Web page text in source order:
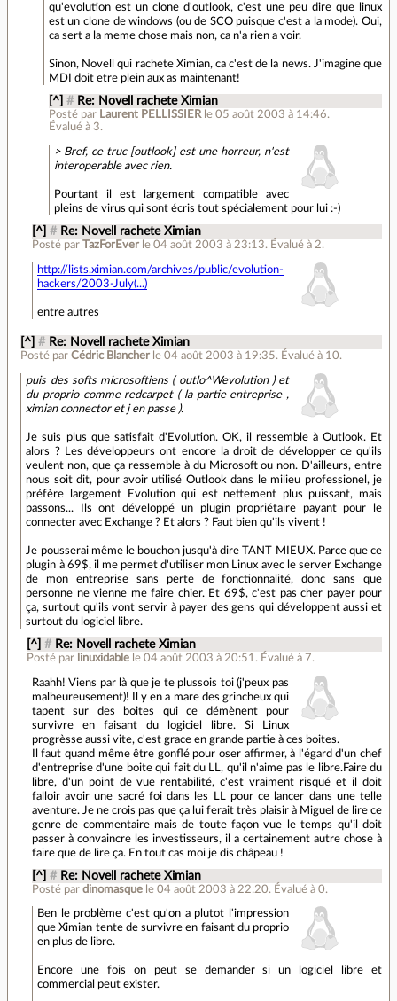
qu'evolution est un clone d'outlook, c'est une peu dire que linux
est un clone de windows (ou de SCO puisque c'est a la mode). Oui,
ca sert a la meme chose mais non, ca n'a rien a voir.
Sinon, Novell qui rachete Ximian, ca c'est de la news. J'imagine que
MDI doit etre plein aux as maintenant!
[^] # Re: Novell rachete Ximian
Posté par Laurent PELLISSIER le 05 août 2003 à 14:46.
Évalué à 3.
> Bref, ce truc [outlook] est une horreur, n'est
interoperable avec rien.
Pourtant il est largement compatible avec
pleins de virus qui sont écris tout spécialement pour lui :-)
[^] # Re: Novell rachete Ximian
Posté parTazForEver le 04 août 2003 à 23:13. Évalué à 2.
http://lists.ximian.com/archives/public/evolution-
hackers/2003-July(...)
entre autres
[^] # Re: Novell rachete Ximian
Posté parCédric Blancher le 04 août 2003 à 19:35. Évalué à 10.
puis des softs microsoftiens ( outlo^Wevolution ) et
du proprio comme redcarpet ( la partie entreprise ,
ximian connector et j en passe ).
Je suis plus que satisfait d'Evolution. OK, il ressemble à Outlook. Et
alors ? Les développeurs ont encore la droit de développer ce qu'ils
veulent non, que ça ressemble à du Microsoft ou non. D'ailleurs, entre
nous soit dit, pour avoir utilisé Outlook dans le milieu professionel, je
préfère largement Evolution qui est nettement plus puissant, mais
passons... Ils ont développé un plugin propriétaire payant pour le
connecter avec Exchange ? Et alors ? Faut bien qu'ils vivent !
Je pousserai même le bouchon jusqu'à dire TANT MIEUX. Parce que ce
plugin à 69$, il me permet d'utiliser mon Linux avec le server Exchange
de mon entreprise sans perte de fonctionnalité, donc sans que
personne ne vienne me faire chier. Et 69$, c'est pas cher payer pour
ça, surtout qu'ils vont servir à payer des gens qui développent aussi et
surtout du logiciel libre.
[^] # Re: Novell rachete Ximian
Posté par linuxidable le 04 août 2003 à 20:51 . Évalué à 7.
Raahh! Viens par là que je te plussois toi (j'peux pas
malheureusement)! Il y en a mare des grincheux qui
tapent sur des boites qui ce démènent pour
survivre en faisant du logiciel libre. Si Linux
progrèsse aussi vite, c'est grace en grande partie à ces boites.
Il faut quand même être gonflé pour oser affirmer, à l'égard d'un chef
d'entreprise d'une boite qui fait du LL, qu'il n'aime pas le libre.Faire du
libre, d'un point de vue rentabilité, c'est vraiment risqué et il doit
falloir avoir une sacré foi dans les LL pour ce lancer dans une telle
aventure. Je ne crois pas que ça lui ferait très plaisir à Miguel de lire ce
genre de commentaire mais de toute façon vue le temps qu'il doit
passer à convaincre les investisseurs, il a certainement autre chose à
faire que de lire ça. En tout cas moi je dis châpeau !
[^] # Re: Novell rachete Ximian
Posté pardinomasque le 04 août 2003 à 22:20. Évalué à0.
Ben le problème c'est qu'on a plutot l'impression
que Ximian tente de survivre en faisant du proprio
en plus de libre.
Encore une fois on peut se demander si un logiciel libre et
commercial peut exister.